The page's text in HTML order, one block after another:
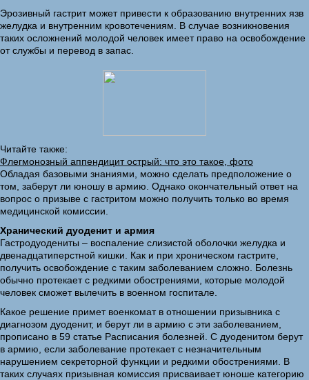
Эрозивный гастрит может привести к образованию внутренних язв
желудка и внутренним кровотечениям. В случае возникновения
таких осложнений молодой человек имеет право на освобождение
от службы и перевод в запас.
Читайте также:
Флегмонозный аппендицит острый: что это такое, фото
Обладая базовыми знаниями, можно сделать предположение о
том, заберут ли юношу в армию. Однако окончательный ответ на
вопрос о призыве с гастритом можно получить только во время
медицинской комиссии.
Хранический дуоденит и армия
Гастродуодениты – воспаление слизистой оболочки желудка и
двенадцатиперстной кишки. Как и при хроническом гастрите,
получить освобождение с таким заболеванием сложно. Болезнь
обычно протекает с редкими обострениями, которые молодой
человек сможет вылечить в военном госпитале.
Какое решение примет военкомат в отношении призывника с
диагнозом дуоденит, и берут ли в армию с эти заболеванием,
прописано в 59 статье Расписания болезней. С дуоденитом берут
в армию, если заболевание протекает с незначительным
нарушением секреторной функции и редкими обострениями. В
таких случаях призывная комиссия присваивает юноше категорию